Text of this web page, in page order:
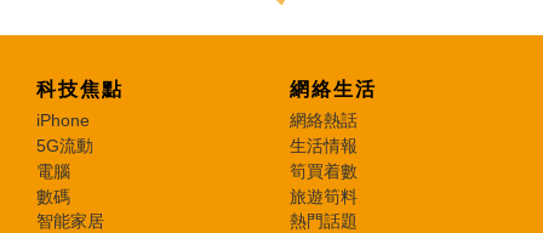
科技焦點
iPhone
5G流動
電腦
數碼
智能家居
網絡生活
網絡熱話
生活情報
筍買着數
旅遊筍料
熱門話題